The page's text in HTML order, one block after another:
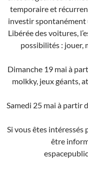
temporaire et
investir spontanément
Libérée des voitures,
possibilités : jouer,
Dimanche 19 mai à
molkky, jeux géants,
Samedi 25 mai à partir
Si vous êtes intéressés
être